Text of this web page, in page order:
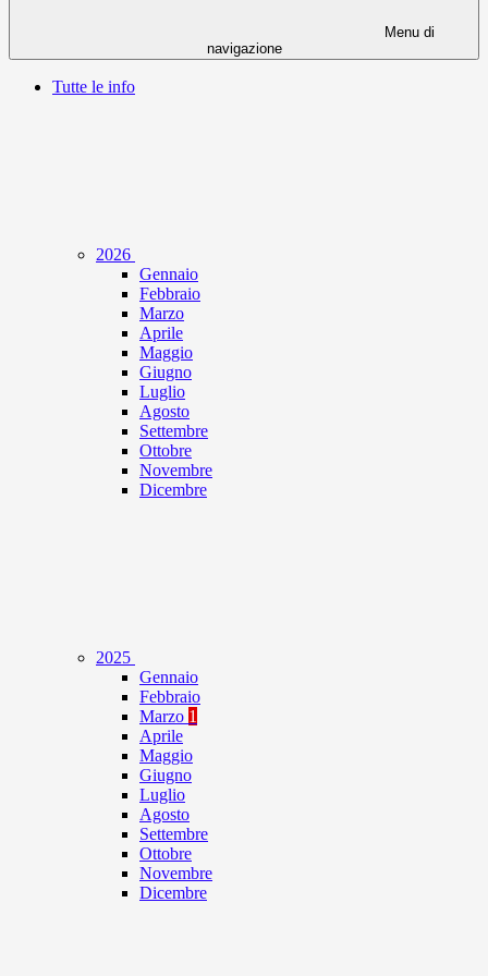
Menu di
navigazione
Tutte le info
2026
Gennaio
Febbraio
Marzo
Aprile
Maggio
Giugno
Luglio
Agosto
Settembre
Ottobre
Novembre
Dicembre
2025
Gennaio
Febbraio
Marzo 1
Aprile
Maggio
Giugno
Luglio
Agosto
Settembre
Ottobre
Novembre
Dicembre